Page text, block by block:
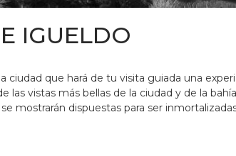
IGUELDO
ciudad que hará de tu visita guiada una
las vistas más bellas de la ciudad y de la
mostrarán dispuestas para ser